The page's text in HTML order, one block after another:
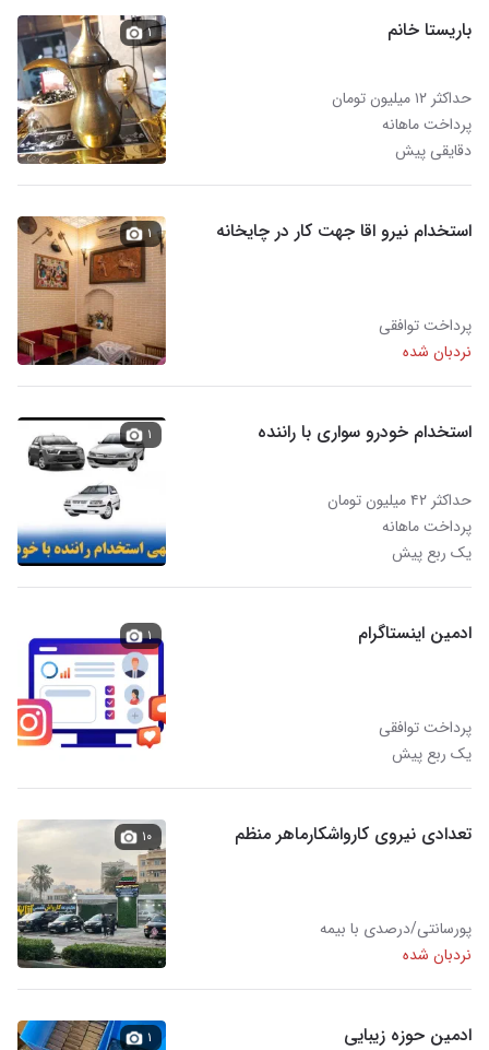
باریستا خانم
حداکثر ۱۲ میلیون تومان
پرداخت ماهانه
دقایقی پیش
۱
استخدام نیرو اقا جهت کار در چایخانه
پرداخت توافقی
نردبان شده
۱
استخدام خودرو سواری با راننده
حداکثر ۴۲ میلیون تومان
پرداخت ماهانه
یک ربع پیش
۱
ادمین اینستاگرام
پرداخت توافقی
یک ربع پیش
۱
تعدادی نیروی کارواشکارماهر منظم
پورسانتی/درصدی با بیمه
نردبان شده
۱۰
ادمین حوزه زیبایی ۱